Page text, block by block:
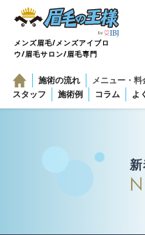
メンズ眉毛/メンズアイブロ
ウ/眉毛サロン/眉毛専門
施術の流れ メニュー・料
スタッフ
施術例 コラム よ